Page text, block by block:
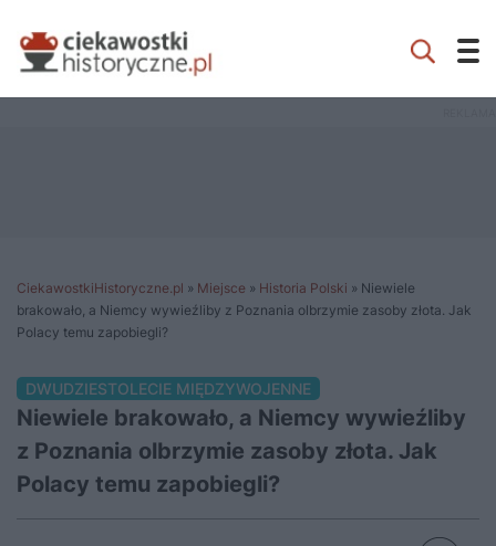
CiekawostkiHistoryczne.pl » Miejsce » Historia Polski » Niewiele
brakowało, a Niemcy wywieźliby z Poznania olbrzymie zasoby złota. Jak
Polacy temu zapobiegli?
DWUDZIESTOLECIE MIĘDZYWOJENNE
Niewiele brakowało, a Niemcy wywieźliby
z Poznania olbrzymie zasoby złota. Jak
Polacy temu zapobiegli?